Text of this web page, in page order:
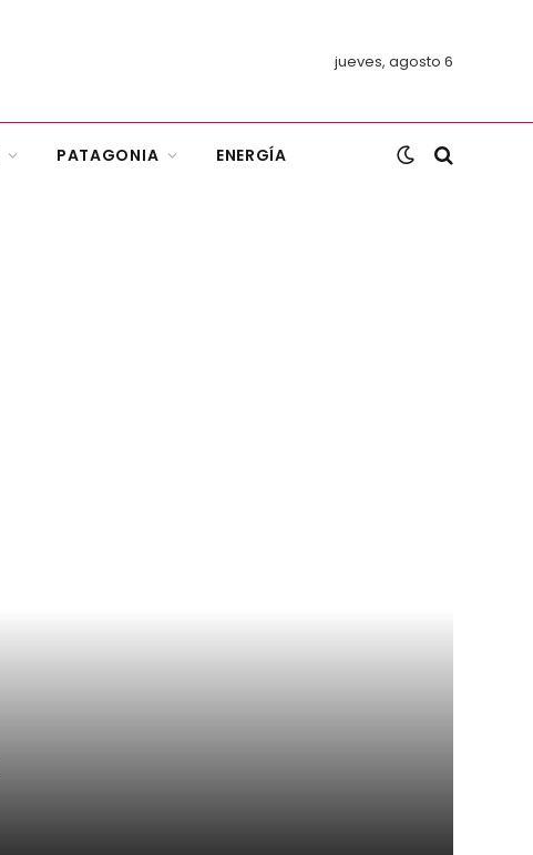
jueves, agosto 6
PATAGONIA ENERGÍA